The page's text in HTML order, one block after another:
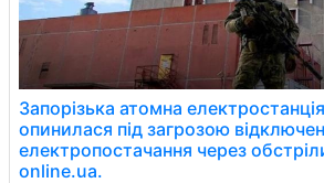
Запорізька атомна
опинилася під загрозою
електропостачання через
online.ua.